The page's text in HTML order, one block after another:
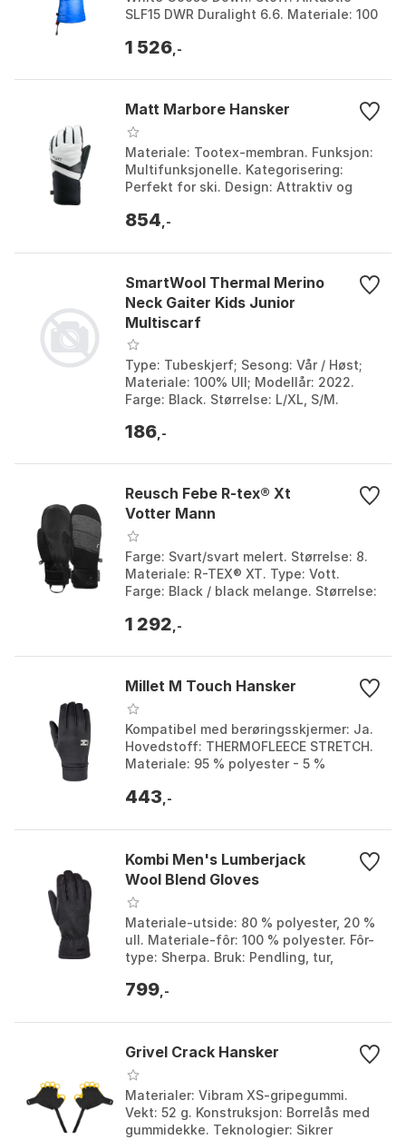
SLF15 DWR Duralight 6.6. Materiale: 100
M, S.
1 526 ,-
Matt Marbore Hansker
Materiale: Tootex-membran. Funksjon:
Multifunksjonelle. Kategorisering:
Perfekt for ski. Design: Attraktiv og
M, S, XS.
854 ,-
SmartWool Thermal Merino
Neck Gaiter Kids Junior
Multiscarf
Type: Tubeskjerf; Sesong: Vår / Høst;
Materiale: 100% Ull; Modellår: 2022.
Farge: Black. Størrelse: L/XL, S/M.
186 ,-
Reusch Febe R-tex® Xt
Votter Mann
Farge: Svart/svart melert. Størrelse: 8.
Materiale: R-TEX® XT. Type: Vott.
Farge: Black / black melange. Størrelse:
1 292 ,-
Millet M Touch Hansker
Kompatibel med berøringsskjermer: Ja.
Hovedstoff: THERMOFLEECE STRETCH.
Materiale: 95 % polyester - 5 %
Sammenkoblingsklips, Pustende, Børs...
443 ,-
Kombi Men's Lumberjack
Wool Blend Gloves
Materiale-utside: 80 % polyester, 20 %
ull. Materiale-fôr: 100 % polyester. Fôr-
type: Sherpa. Bruk: Pendling, tur,
Størrelse...
799 ,-
Grivel Crack Hansker
Materialer: Vibram XS-gripegummi.
Vekt: 52 g. Konstruksjon: Borrelås med
gummidekke. Teknologier: Sikrer